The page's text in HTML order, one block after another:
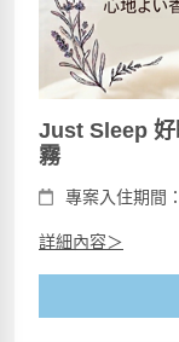
Just Sleep 好
霧
專案入住期間
詳細內容＞